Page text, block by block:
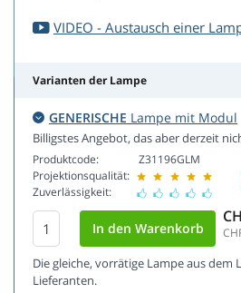
VIDEO - Austausch einer
Varianten der Lampe
GENERISCHE Lampe mit Modul
Billigstes Angebot, das aber derzeit
Produktcode:
Projektionsqualität:
Zuverlässigkeit:
Z31196GLM
Die gleiche, vorrätige Lampe aus dem
Lieferanten.